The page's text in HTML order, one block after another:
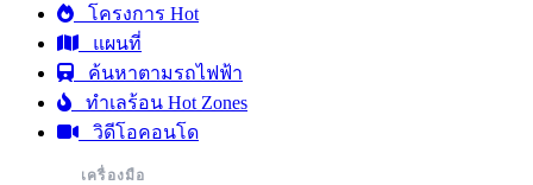
โครงการ Hot
แผนที่
ค้นหาตามรถไฟฟ้า
ทำเลร้อน Hot Zones
วิดีโอคอนโด
เครื่องมือ